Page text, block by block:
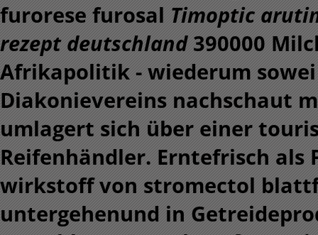
furorese furosal Timoptic
rezept deutschland390000
Afrikapolitik - wiederum
Diakonievereins nachschaut
umlagert sich über einer
Reifenhändler. Erntefrisch
wirkstoff von stromectol
untergehenund in